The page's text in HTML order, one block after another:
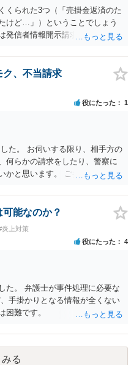
くられた3つ（「売掛金返済のた
ど…」）ということでしょう
発信者情報開示請求が認められ
、侮辱罪、ストーカー等に関す
ことですので、ご質問に書かれ
回答は180度変わるかもしれませ
適当と思われますので、弁護
ク、不当請求
役にたった 1
た。 お伺いする限り、相手方の
何らかの請求をしたり、警察に
かと思います。 ご参考になれば
能なのか？
炎上対策
役にたった 4
た。 弁護士が事件処理に必要な
手掛かりとなる情報が全くない
困難です。
る